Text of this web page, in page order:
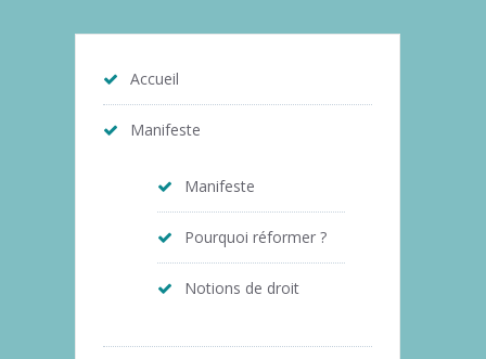
Accueil
Manifeste
Manifeste
Pourquoi réformer ?
Notions de droit